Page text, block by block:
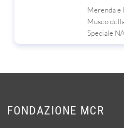
Merenda e
Museo
Speciale
FONDAZIONE MCR